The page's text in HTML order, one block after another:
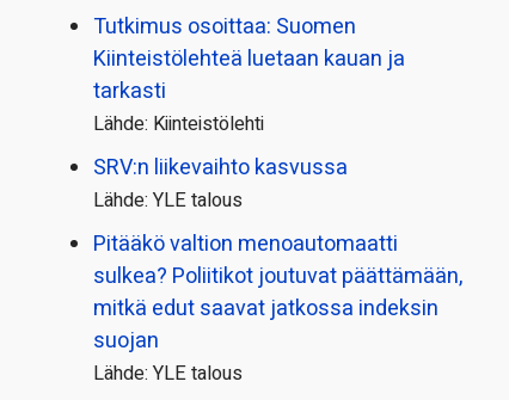
Tutkimus osoittaa: Suomen
Kiinteistölehteä luetaan kauan ja
tarkasti
Lähde: Kiinteistölehti
SRV:n liikevaihto kasvussa
Lähde: YLE talous
Pitääkö valtion menoautomaatti
sulkea? Poliitikot joutuvat päättämään,
mitkä edut saavat jatkossa indeksin
suojan
Lähde: YLE talous